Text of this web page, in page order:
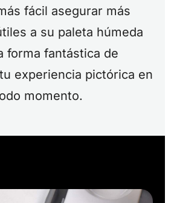
fácil asegurar más
a su paleta húmeda
forma fantástica de
experiencia pictórica en
momento.